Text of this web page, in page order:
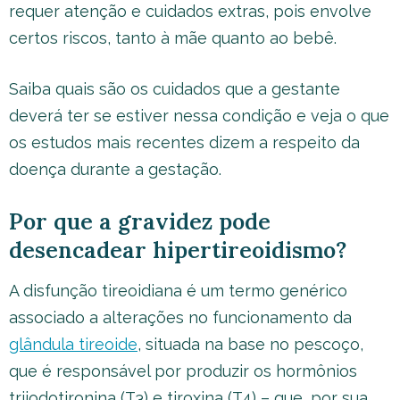
requer atenção e cuidados extras, pois envolve
certos riscos, tanto à mãe quanto ao bebê.
Saiba quais são os cuidados que a gestante
deverá ter se estiver nessa condição e veja o que
os estudos mais recentes dizem a respeito da
doença durante a gestação.
Por que a gravidez pode
desencadear hipertireoidismo?
A disfunção tireoidiana é um termo genérico
associado a alterações no funcionamento da
glândula tireoide, situada na base no pescoço,
que é responsável por produzir os hormônios